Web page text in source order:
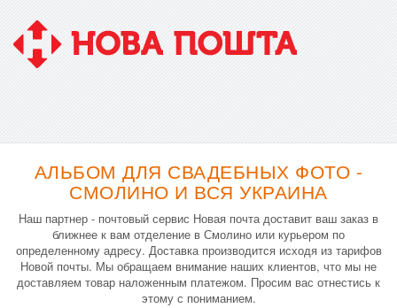
АЛЬБОМ ДЛЯ СВАДЕБНЫХ ФОТО -
СМОЛИНО И ВСЯ УКРАИНА
Наш партнер - почтовый сервис Новая почта доставит ваш заказ в
ближнее к вам отделение в Смолино или курьером по
определенному адресу. Доставка производится исходя из тарифов
Новой почты. Мы обращаем внимание наших клиентов, что мы не
доставляем товар наложенным платежом. Просим вас отнестись к
этому с пониманием.